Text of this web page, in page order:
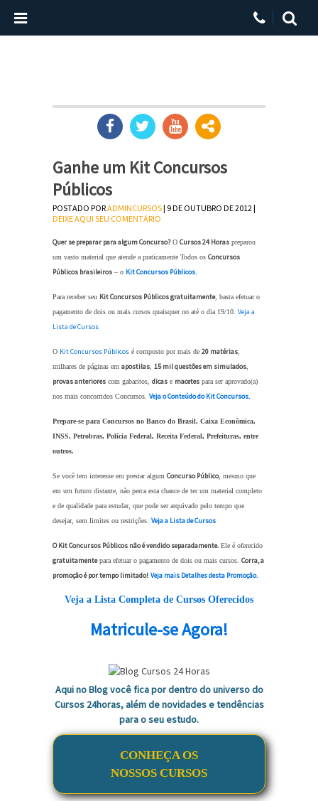
Ganhe um Kit Concursos
Públicos
POSTADO PORADMINCURSOS| 9 DE OUTUBRO DE 2012 |
DEIXE AQUI SEU COMENTÁRIO
Quer se preparar para algum Concurso?O Cursos 24 Horas preparou
um vasto material que atende a praticamente Todos os Concursos
Públicos brasileiros – o Kit Concursos Públicos.
Para receber seu Kit Concursos Públicos gratuitamente, basta efetuar o
pagamento de dois ou mais cursos quaisquer no até o dia 19/10. Veja a
Lista de Cursos
O Kit Concursos Públicos é composto por mais de 20 matérias
milhares de páginas em apostilas 15 mil questões em simulados
provas anteriores com gabaritos, dicas e macetes para ser aprovado(a)
nos mais concorridos Concursos. Veja o Conteúdo do Kit Concursos.
Prepare-se para Concursos no Banco do Brasil, Caixa Econômica,
INSS, Petrobras, Polícia Federal, Receita Federal, Prefeituras, entre
outros.
Se você tem interesse em prestar algum Concurso Público, mesmo que
em um futuro distante, não perca esta chance de ter um material completo
e de qualidade para estudar, que pode ser arquivado pelo tempo que
desejar, sem limites ou restrições. Veja a Lista de Cursos
O Kit Concursos Públicos não é vendido separadamente. Ele é oferecido
gratuitamentepara efetuar o pagamento de dois ou mais cursos. Corra, a
promoção é por tempo limitado! Veja mais Detalhes desta Promoção.
Veja a Lista Completa de Cursos Oferecidos
Matricule-se Agora!
Aqui no Blog você fica por dentro do universo do
Cursos 24horas, além de novidades e tendências
para o seu estudo.
CONHEÇA OS
NOSSOS CURSOS